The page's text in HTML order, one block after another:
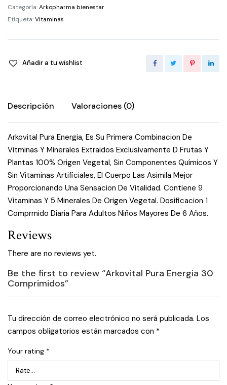
Categoría:Arkopharma bienestar
Etiqueta:Vitaminas
Añadir a tu wishlist
Descripción Valoraciones (0)
Arkovital Pura Energia, Es Su Primera Combinacion De
Vitminas Y Minerales Extraidos Exclusivamente D Frutas Y
Plantas 100% Origen Vegetal, Sin Componentes Químicos Y
Sin Vitaminas Artificiales, El Cuerpo Las Asimila Mejor
Proporcionando Una Sensacion De Vitalidad. Contiene 9
Vitaminas Y 5 Minerales De Origen Vegetal. Dosificacion 1
Comprmido Diaria Para Adultos Niños Mayores De 6 Años.
Reviews
There are no reviews yet.
Be the first to review “Arkovital Pura Energia 30
Comprimidos”
Tu dirección de correo electrónico no será publicada. Los
campos obligatorios están marcados con *
Your rating *